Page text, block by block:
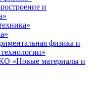
и
физика и
«Новые материалы и